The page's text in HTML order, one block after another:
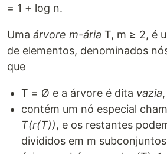
= 1 + log n.
Uma árvore m-ária T, m ≥ 2, é
de elementos, denominados
que
T = Ø e a árvore é dita vazia
contém um nó especial
T(r(T)), e os restantes
divididos em m